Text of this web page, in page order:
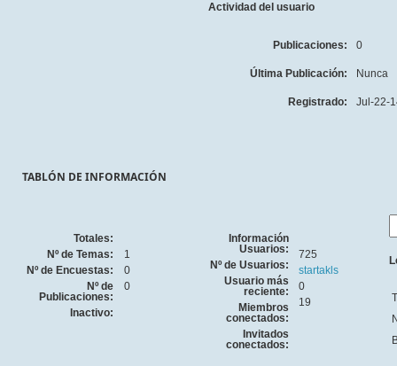
Actividad del usuario
Publicaciones: 0
Última Publicación: Nunca
Registrado: Jul-22-
TABLÓN DE INFORMACIÓN
Totales:
Nº de Temas:
1
Nº de Encuestas:
0
Nº de
Publicaciones:
0
Inactivo:
Información
Usuarios:
Nº de Usuarios:
725
Usuario más
reciente:
startakls
Miembros
conectados:
0
Invitados
conectados:
19